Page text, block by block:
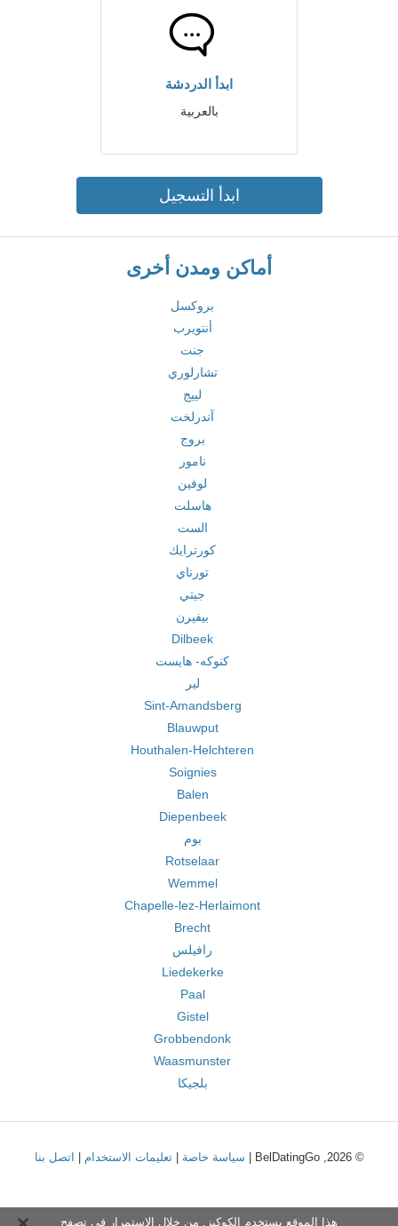
ابدأ الدردشة
بالعربية
ابدأ التسجيل
أماكن ومدن أخرى
بروكسل
أنتويرب
جنت
تشارلوري
لييج
آندرلخت
بروج
نامور
لوفين
هاسلت
الست
كورترايك
تورناي
جيتي
بيفيرن
Dilbeek
كنوكه- هايست
لير
Sint-Amandsberg
Blauwput
Houthalen-Helchteren
Soignies
Balen
Diepenbeek
بوم
Rotselaar
Wemmel
Chapelle-lez-Herlaimont
Brecht
رافيلس
Liedekerke
Paal
Gistel
Grobbendonk
Waasmunster
بلجيكا
© 2026, BelDatingGo | سياسة خاصة |تعليمات الاستخدام اتصل بنا
هذا الموقع يستخدم الكوكيز. من خلال الاستمرار في تصفح